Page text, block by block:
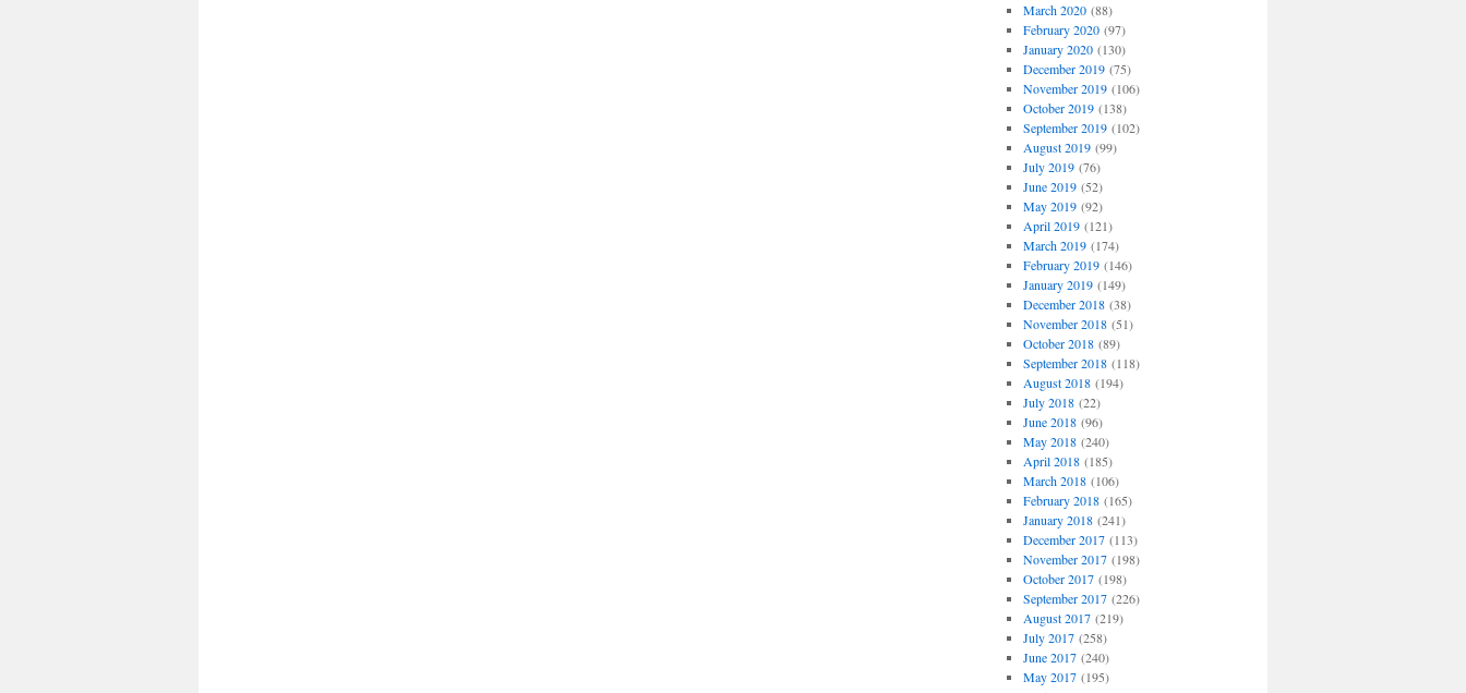
March 2020(88)
February 2020(97)
January 2020(130)
December 2019(75)
November 2019(106)
October 2019(138)
September 2019(102)
August 2019(99)
July 2019(76)
June 2019(52)
May 2019(92)
April 2019(121)
March 2019(174)
February 2019(146)
January 2019(149)
December 2018(38)
November 2018(51)
October 2018(89)
September 2018(118)
August 2018(194)
July 2018(22)
June 2018(96)
May 2018(240)
April 2018(185)
March 2018(106)
February 2018(165)
January 2018(241)
December 2017(113)
November 2017(198)
October 2017(198)
September 2017(226)
August 2017(219)
July 2017(258)
June 2017(240)
May 2017(195)